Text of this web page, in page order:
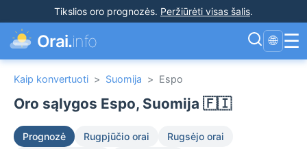
Tikslios oro prognozės. Peržiūrėti visas šalis.
Orai.info 🌐 ☰
Kaip konvertuoti > Suomija > Espo
Oro sąlygos Espo, Suomija 🇫🇮
Prognozė Rugpjūčio orai
Rugsėjo orai